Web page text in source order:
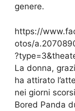
genere.
https://
otos/
La donna,
ha attirato
nei giorni
Bored Panda